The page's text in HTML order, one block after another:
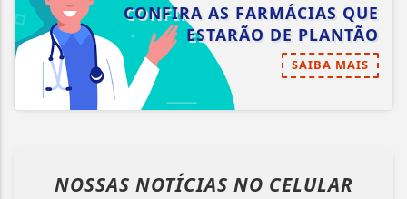
CONFIRA AS FARMÁCIAS QUE
ESTARÃO DE PLANTÃO
SAIBA MAIS
NOSSAS NOTÍCIAS NO CELULAR